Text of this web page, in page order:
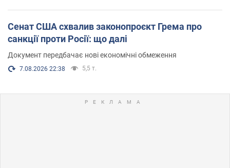
Сенат США схвалив законопроєкт Грема про
санкції проти Росії: що далі
Документ передбачає нові економічні обмеження
7.08.2026 22:38 5,5 т.